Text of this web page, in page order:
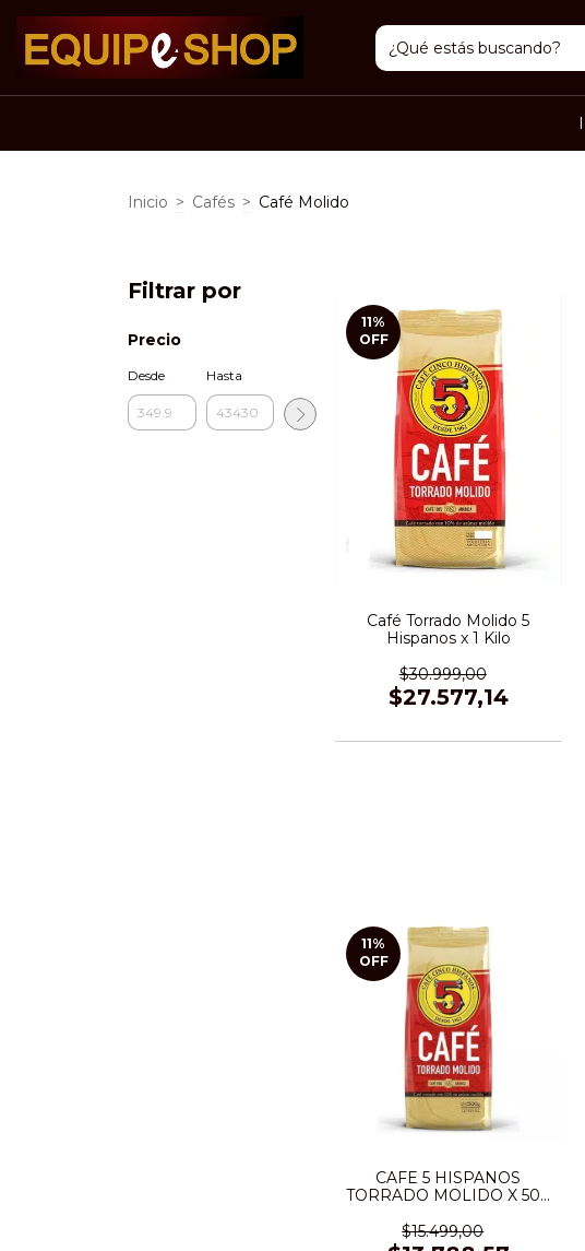
Inicio > Cafés > Café Molido
Filtrar por
Precio
Desde Hasta
11%
OFF
Café Torrado Molido 5
Hispanos x 1 Kilo
$30.999,00
$27.577,14
11%
OFF
CAFE 5 HISPANOS
TORRADO MOLIDO X 500
$15.499,00